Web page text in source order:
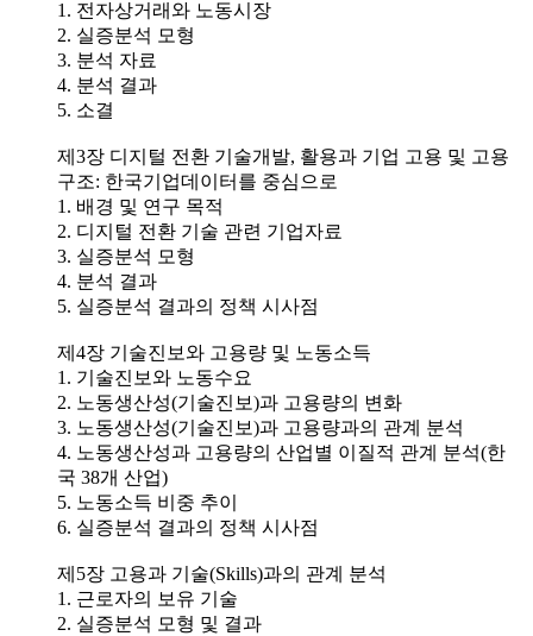
1. 전자상거래와 노동시장
2. 실증분석 모형
3. 분석 자료
4. 분석 결과
5. 소결
제3장 디지털 전환 기술개발, 활용과 기업 고용 및 고용
구조: 한국기업데이터를 중심으로
1. 배경 및 연구 목적
2. 디지털 전환 기술 관련 기업자료
3. 실증분석 모형
4. 분석 결과
5. 실증분석 결과의 정책 시사점
제4장 기술진보와 고용량 및 노동소득
1. 기술진보와 노동수요
2. 노동생산성(기술진보)과 고용량의 변화
3. 노동생산성(기술진보)과 고용량과의 관계 분석
4. 노동생산성과 고용량의 산업별 이질적 관계 분석(한
국 38개 산업)
5. 노동소득 비중 추이
6. 실증분석 결과의 정책 시사점
제5장 고용과 기술(Skills)과의 관계 분석
1. 근로자의 보유 기술
2. 실증분석 모형 및 결과